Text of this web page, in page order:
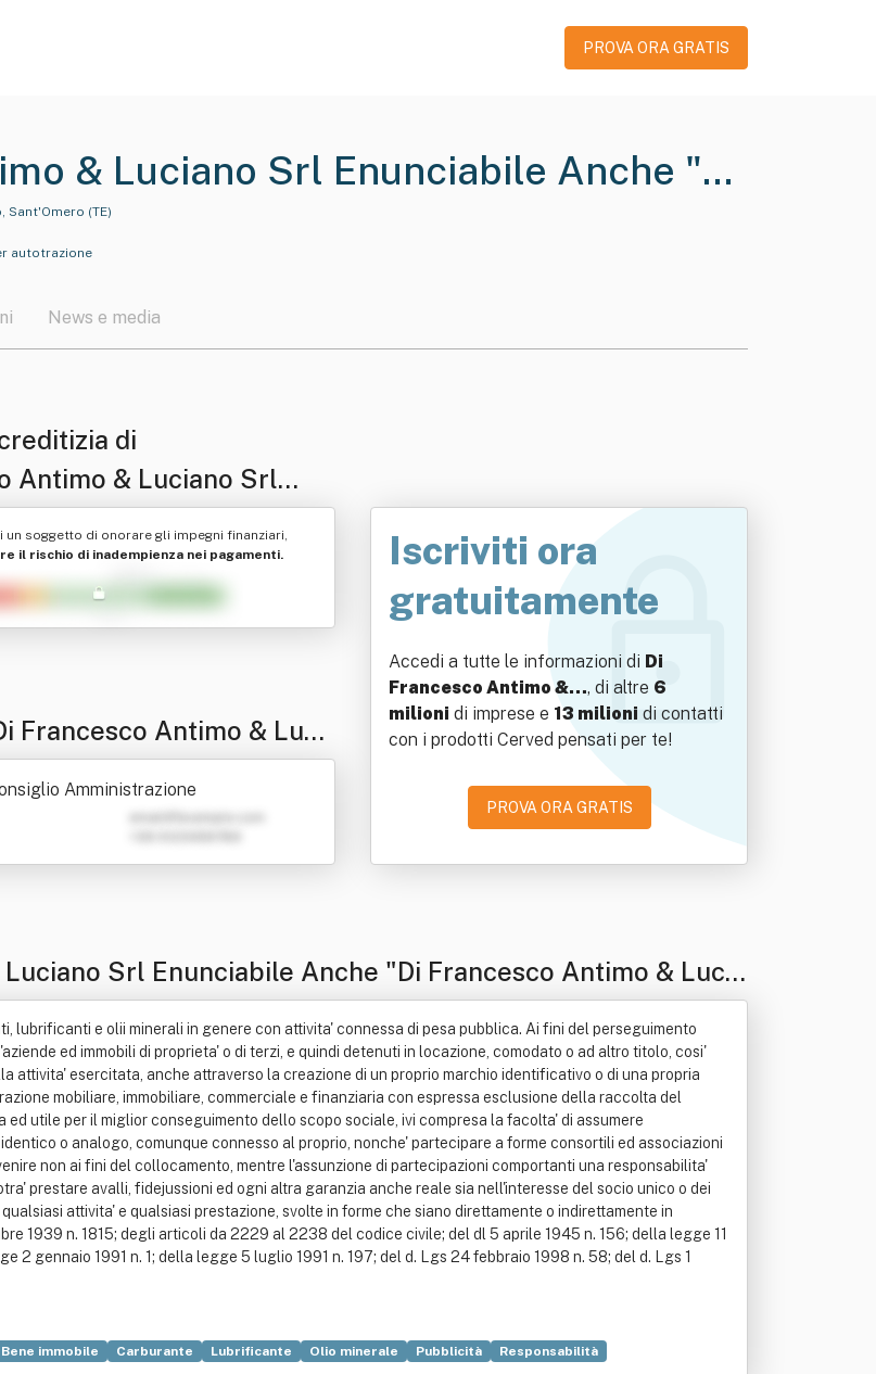
PROVA ORA GRATIS
& Luciano Srl Enunciabile Anche "Di
& Luciano Srl"
Sant'Omero (TE)
autotrazione
News e media
di
Antimo & Luciano Srl
"Di Francesco
Srl"
un soggetto di onorare gli impegni finanziari,
il rischio di inadempienza nei pagamenti.
Francesco Antimo & Luci
Anche "Di Frances
Luciano Srl"
Amministrazione
Iscriviti ora
gratuitamente
Accedi a tutte le informazioni di Di
Francesco Antimo &…, di altre 6
milioni di imprese e 13 milioni di contatti
con i prodotti Cerved pensati per te!
PROVA ORA GRATIS
Srl Enunciabile Anche "Di Francesco Antimo & Lucia
lubrificanti e olii minerali in genere con attivita' connessa di pesa pubblica. Ai fini del perseguimento
ed immobili di proprieta' o di terzi, e quindi detenuti in locazione, comodato o ad altro titolo, cosi'
attivita' esercitata, anche attraverso la creazione di un proprio marchio identificativo o di una propria
mobiliare, immobiliare, commerciale e finanziaria con espressa esclusione della raccolta del
utile per il miglior conseguimento dello scopo sociale, ivi compresa la facolta' di assumere
o analogo, comunque connesso al proprio, nonche' partecipare a forme consortili ed associazioni
non ai fini del collocamento, mentre l'assunzione di partecipazioni comportanti una responsabilita'
prestare avalli, fidejussioni ed ogni altra garanzia anche reale sia nell'interesse del socio unico o dei
attivita' e qualsiasi prestazione, svolte in forme che siano direttamente o indirettamente in
1939 n. 1815; degli articoli da 2229 al 2238 del codice civile; del dl 5 aprile 1945 n. 156; della legge 11
2 gennaio 1991 n. 1; della legge 5 luglio 1991 n. 197; del d. Lgs 24 febbraio 1998 n. 58; del d. Lgs 1
Bene immobile Carburante Lubrificante Olio minerale Pubblicità Responsabilità